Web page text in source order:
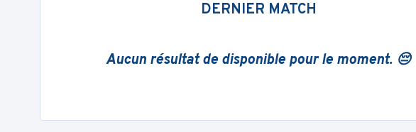
DERNIER MATCH
Aucun résultat de disponible pour le moment. 😔